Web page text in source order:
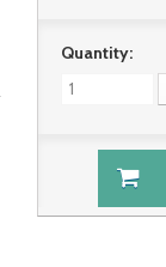
Quantity: